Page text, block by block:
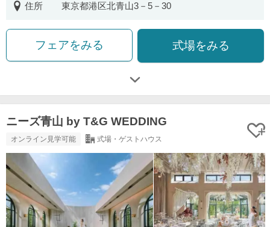
住所
東京都港区北青山3－5－30
フェアをみる 式場をみる
ニーズ青山 by T&G WEDDING
オンライン見学可能 式場・ゲストハウス